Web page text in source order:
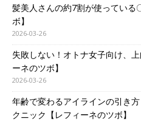
髪美人さんの約7割が使っている
ボ】
2026-03-26
失敗しない！オトナ女子向け、
ーネのツボ】
2026-03-26
年齢で変わるアイラインの引き
クニック【レフィーネのツボ】